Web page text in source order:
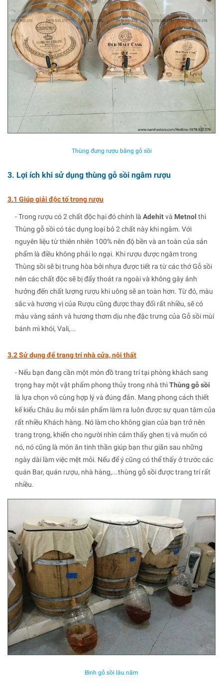
Thùng đưng rượu bằng gỗ sồi
3. Lợi ích khi sử dụng thùng gỗ sồi ngâm rượu
3.1 Giúp giải độc tố trong rượu
- Trong rượu có 2 chất độc hại đó chính là Adehitvà Metnol thì
Thùng gỗ sồi có tác dụng loại bỏ 2 chất này khi ngâm. Với
nguyên liệu từ thiên nhiên 100% nên độ bền và an toàn của sản
phẩm là điều không phải lo ngại. Khi rượu được ngâm trong
Thùng sồi sẽ bị trung hòa bởi nhựa được tiết ra từ các thớ Gỗ sồi
nên các chất độc sẽ bị đẩy thoát ra ngoài và không gây ảnh
hưởng đến chất lượng rượu khi uông sẽ an toàn hơn. Từ đó, màu
sắc và hương vị của Rượu cũng được thay đổi rất nhiều, sẽ có
màu vàng sánh và hương thơm dịu nhẹ đặc trưng của Gỗ sồi mùi
bánh mì khói, Vali,...
3.2 Sử dụng để trang trí nhà cửa, nội thất
- Nếu bạn đang cần một món đồ trang trí tại phòng khách sang
trọng hay một vật phẩm phong thủy trong nhà thìThùng gỗ sồi
là lựa chọn vô cùng hợp lý và đúng đắn. Mang phong cách thiết
kế kiểu Châu âu mỗi sản phẩm làm ra luôn được sự quan tâm của
rất nhiều Khách hàng. Nó làm cho không gian của bạn trở nên
trang trọng, khiến cho người nhìn cảm thấy ghen tị và muốn có
nó, nó cũng là món ăn tinh thần giúp bạn thư giãn sau những
ngày dài làm việc mệt mỏi. Nếu để ý cũng có thể thấy ở trước các
quán Bar, quán rượu, nhà hàng,...thùng gỗ sồi được trang trí rất
nhiều.
Bình gỗ sồi lâu năm